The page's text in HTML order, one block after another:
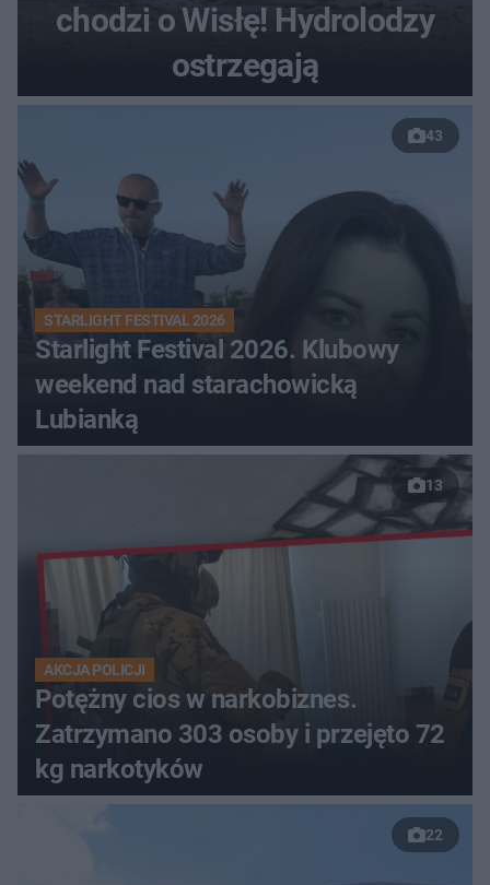
chodzi o Wisłę! Hydrolodzy
ostrzegają
43
STARLIGHT FESTIVAL 2026
Starlight Festival 2026. Klubowy
weekend nad starachowicką
Lubianką
13
AKCJA POLICJI
Potężny cios w narkobiznes.
Zatrzymano 303 osoby i przejęto 72
kg narkotyków
22